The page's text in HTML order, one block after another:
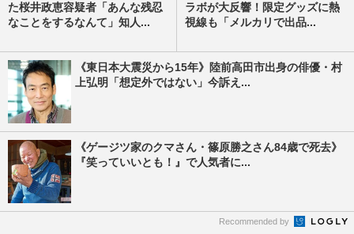
た桜井政恵容疑者「あんな残忍
なことをするなんて」知人...
ラボが大反響！限定グッズに熱
視線も「メルカリで出品...
《東日本大震災から15年》陸前高田市出身の俳優・村
上弘明「想定外ではない」今訴え...
《ゲージツ家のクマさん・篠原勝之さん84歳で死去》
『笑っていいとも！』で人気者に...
Recommended by